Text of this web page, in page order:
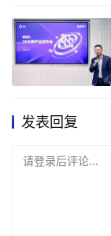
发表回复
请登录后评论...